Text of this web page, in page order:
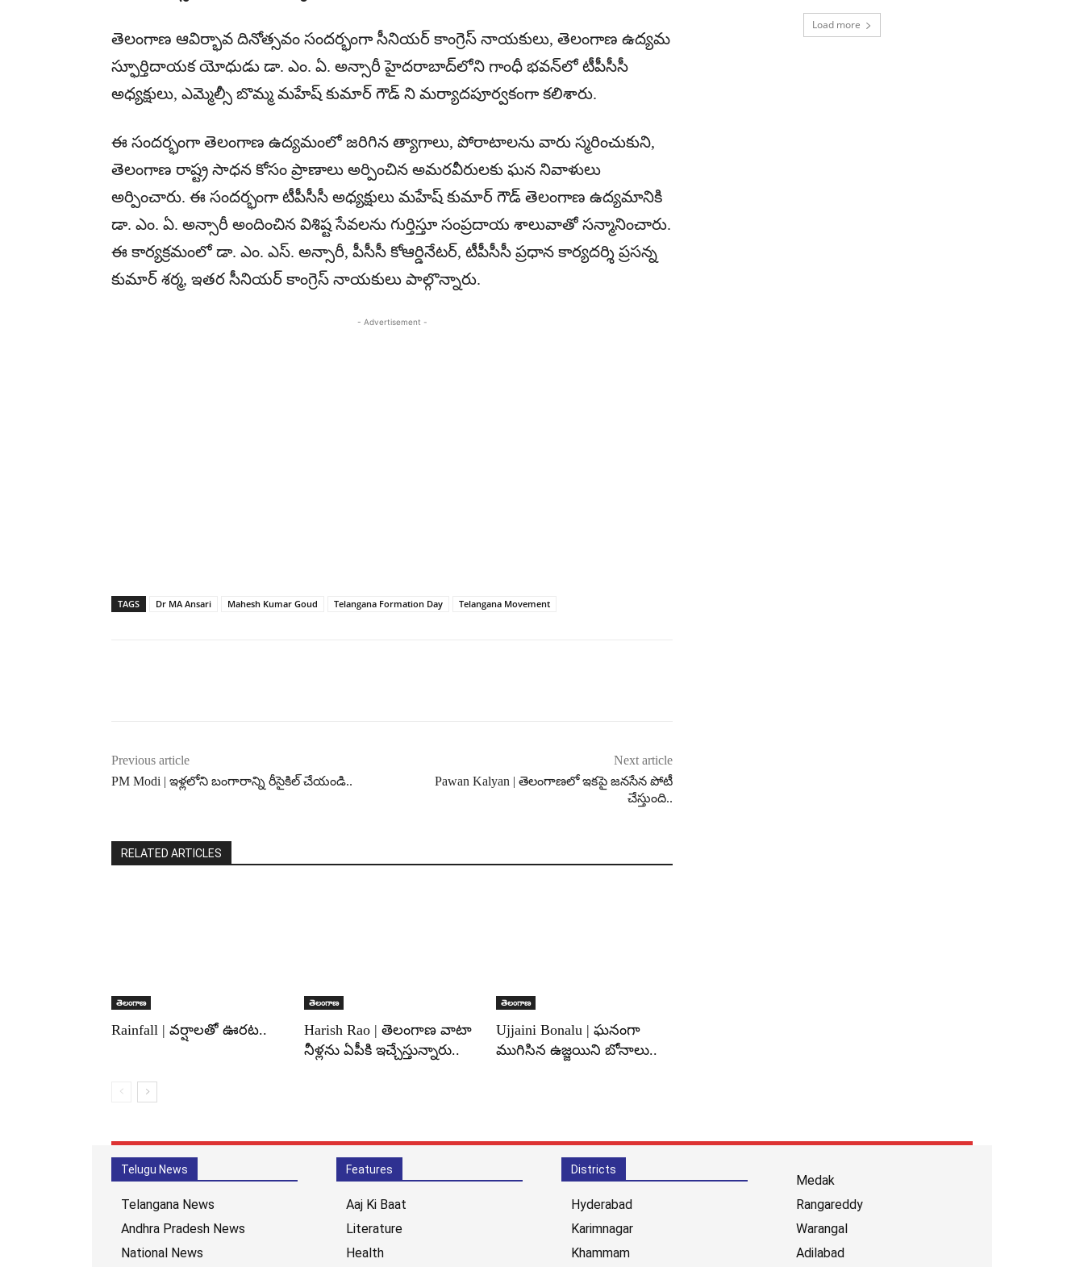
తెలంగాణ ఆవిర్భావ దినోత్సవం సందర్భంగా సీనియర్ కాంగ్రెస్ నాయకులు, తెలంగాణ ఉద్యమ
స్ఫూర్తిదాయక యోధుడు డా. ఎం. ఏ. అన్సారీ హైదరాబాద్‌లోని గాంధీ భవన్‌లో టీపీసీసీ
అధ్యక్షులు, ఎమ్మెల్సీ బొమ్మ మహేష్ కుమార్ గౌడ్ ని మర్యాదపూర్వకంగా కలిశారు.
ఈ సందర్భంగా తెలంగాణ ఉద్యమంలో జరిగిన త్యాగాలు, పోరాటాలను వారు స్మరించుకుని,
తెలంగాణ రాష్ట్ర సాధన కోసం ప్రాణాలు అర్పించిన అమరవీరులకు ఘన నివాళులు
అర్పించారు. ఈ సందర్భంగా టీపీసీసీ అధ్యక్షులు మహేష్ కుమార్ గౌడ్ తెలంగాణ ఉద్యమానికి
డా. ఎం. ఏ. అన్సారీ అందించిన విశిష్ట సేవలను గుర్తిస్తూ సంప్రదాయ శాలువాతో సన్మానించారు.
ఈ కార్యక్రమంలో డా. ఎం. ఎస్. అన్సారీ, పీసీసీ కోఆర్డినేటర్, టీపీసీసీ ప్రధాన కార్యదర్శి ప్రసన్న
కుమార్ శర్మ, ఇతర సీనియర్ కాంగ్రెస్ నాయకులు పాల్గొన్నారు.
- Advertisement -
TAGS Dr MA Ansari Mahesh Kumar Goud Telangana Formation Day Telangana Movement
Previous article
PM Modi | ఇళ్లలోని బంగారాన్ని రీసైకిల్ చేయండి..
Next article
Pawan Kalyan | తెలంగాణలో ఇకపై జనసేన పోటీ
చేస్తుంది..
RELATED ARTICLES
తెలంగాణ
Rainfall | వర్షాలతో ఊరట..
తెలంగాణ
Harish Rao | తెలంగాణ వాటా
నీళ్లను ఏపీకి ఇచ్చేస్తున్నారు..
తెలంగాణ
Ujjaini Bonalu | ఘనంగా
ముగిసిన ఉజ్జయిని బోనాలు..
Load more
Telugu News
Telangana News
Andhra Pradesh News
National News
Features
Aaj Ki Baat
Literature
Health
Districts
Hyderabad
Karimnagar
Khammam
Medak
Rangareddy
Warangal
Adilabad